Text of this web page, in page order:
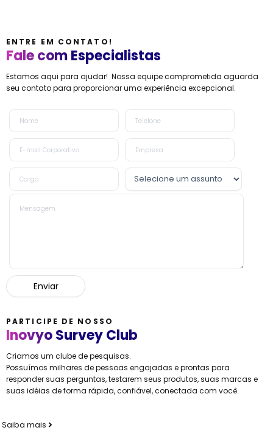
ENTRE EM CONTATO!
Fale com Especialistas
Estamos aqui para ajudar! Nossa equipe comprometida aguarda
seu contato para proporcionar uma experiência excepcional.
PARTICIPE DE NOSSO
Inovyo Survey Club
Criamos um clube de pesquisas.
Possuímos milhares de pessoas engajadas e prontas para
responder suas perguntas, testarem seus produtos, suas marcas e
suas idéias de forma rápida, confiável, conectada com você.
Saiba mais